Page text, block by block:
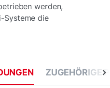
werden,
Systeme die
ZUGEHÖRIGE